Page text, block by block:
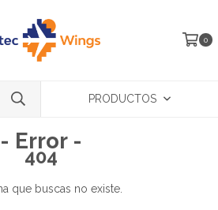
0
PRODUCTOS
- Error -
404
que buscas no existe.